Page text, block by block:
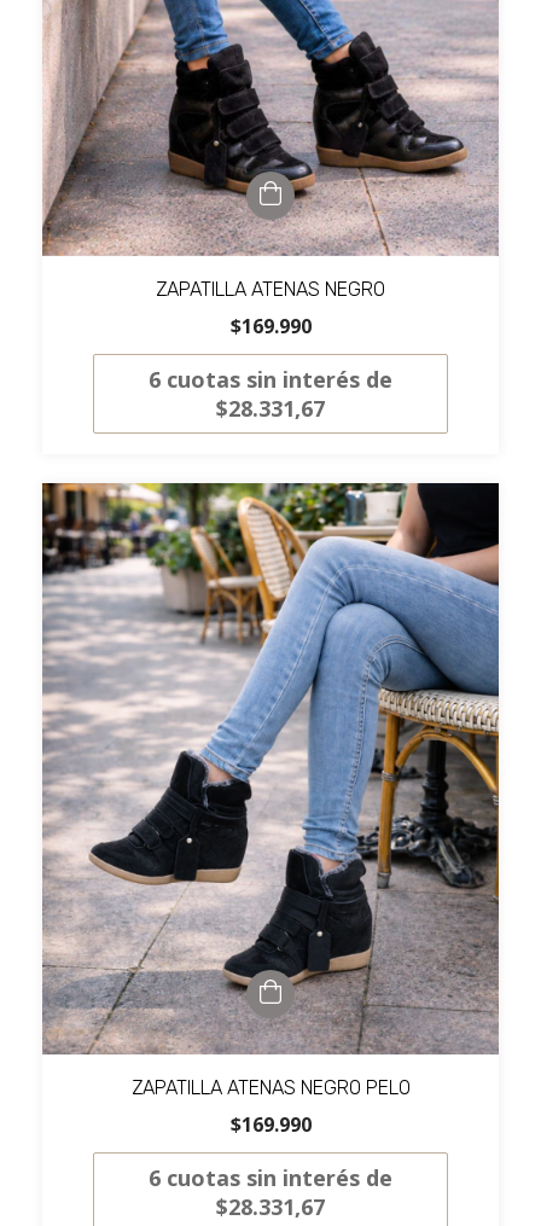
ZAPATILLA ATENAS NEGRO
$169.990
6 cuotas sin interés de
$28.331,67
ZAPATILLA ATENAS NEGRO PELO
$169.990
6 cuotas sin interés de
$28.331,67